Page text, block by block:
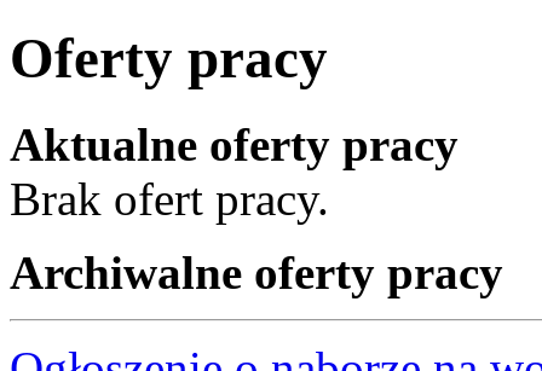
Oferty pracy
Aktualne oferty pracy
Brak ofert pracy.
Archiwalne oferty pracy